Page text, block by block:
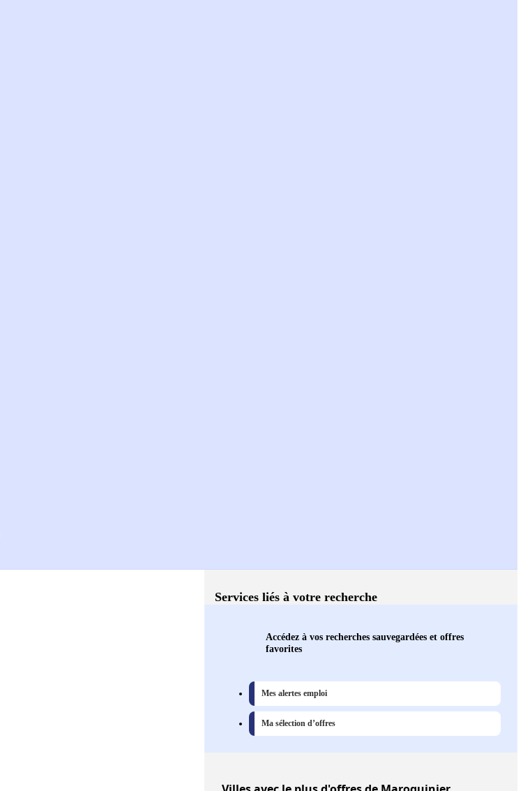
Services liés à votre recherche
Accédez à vos recherches sauvegardées et offres
favorites
Mes alertes emploi
Ma sélection d’offres